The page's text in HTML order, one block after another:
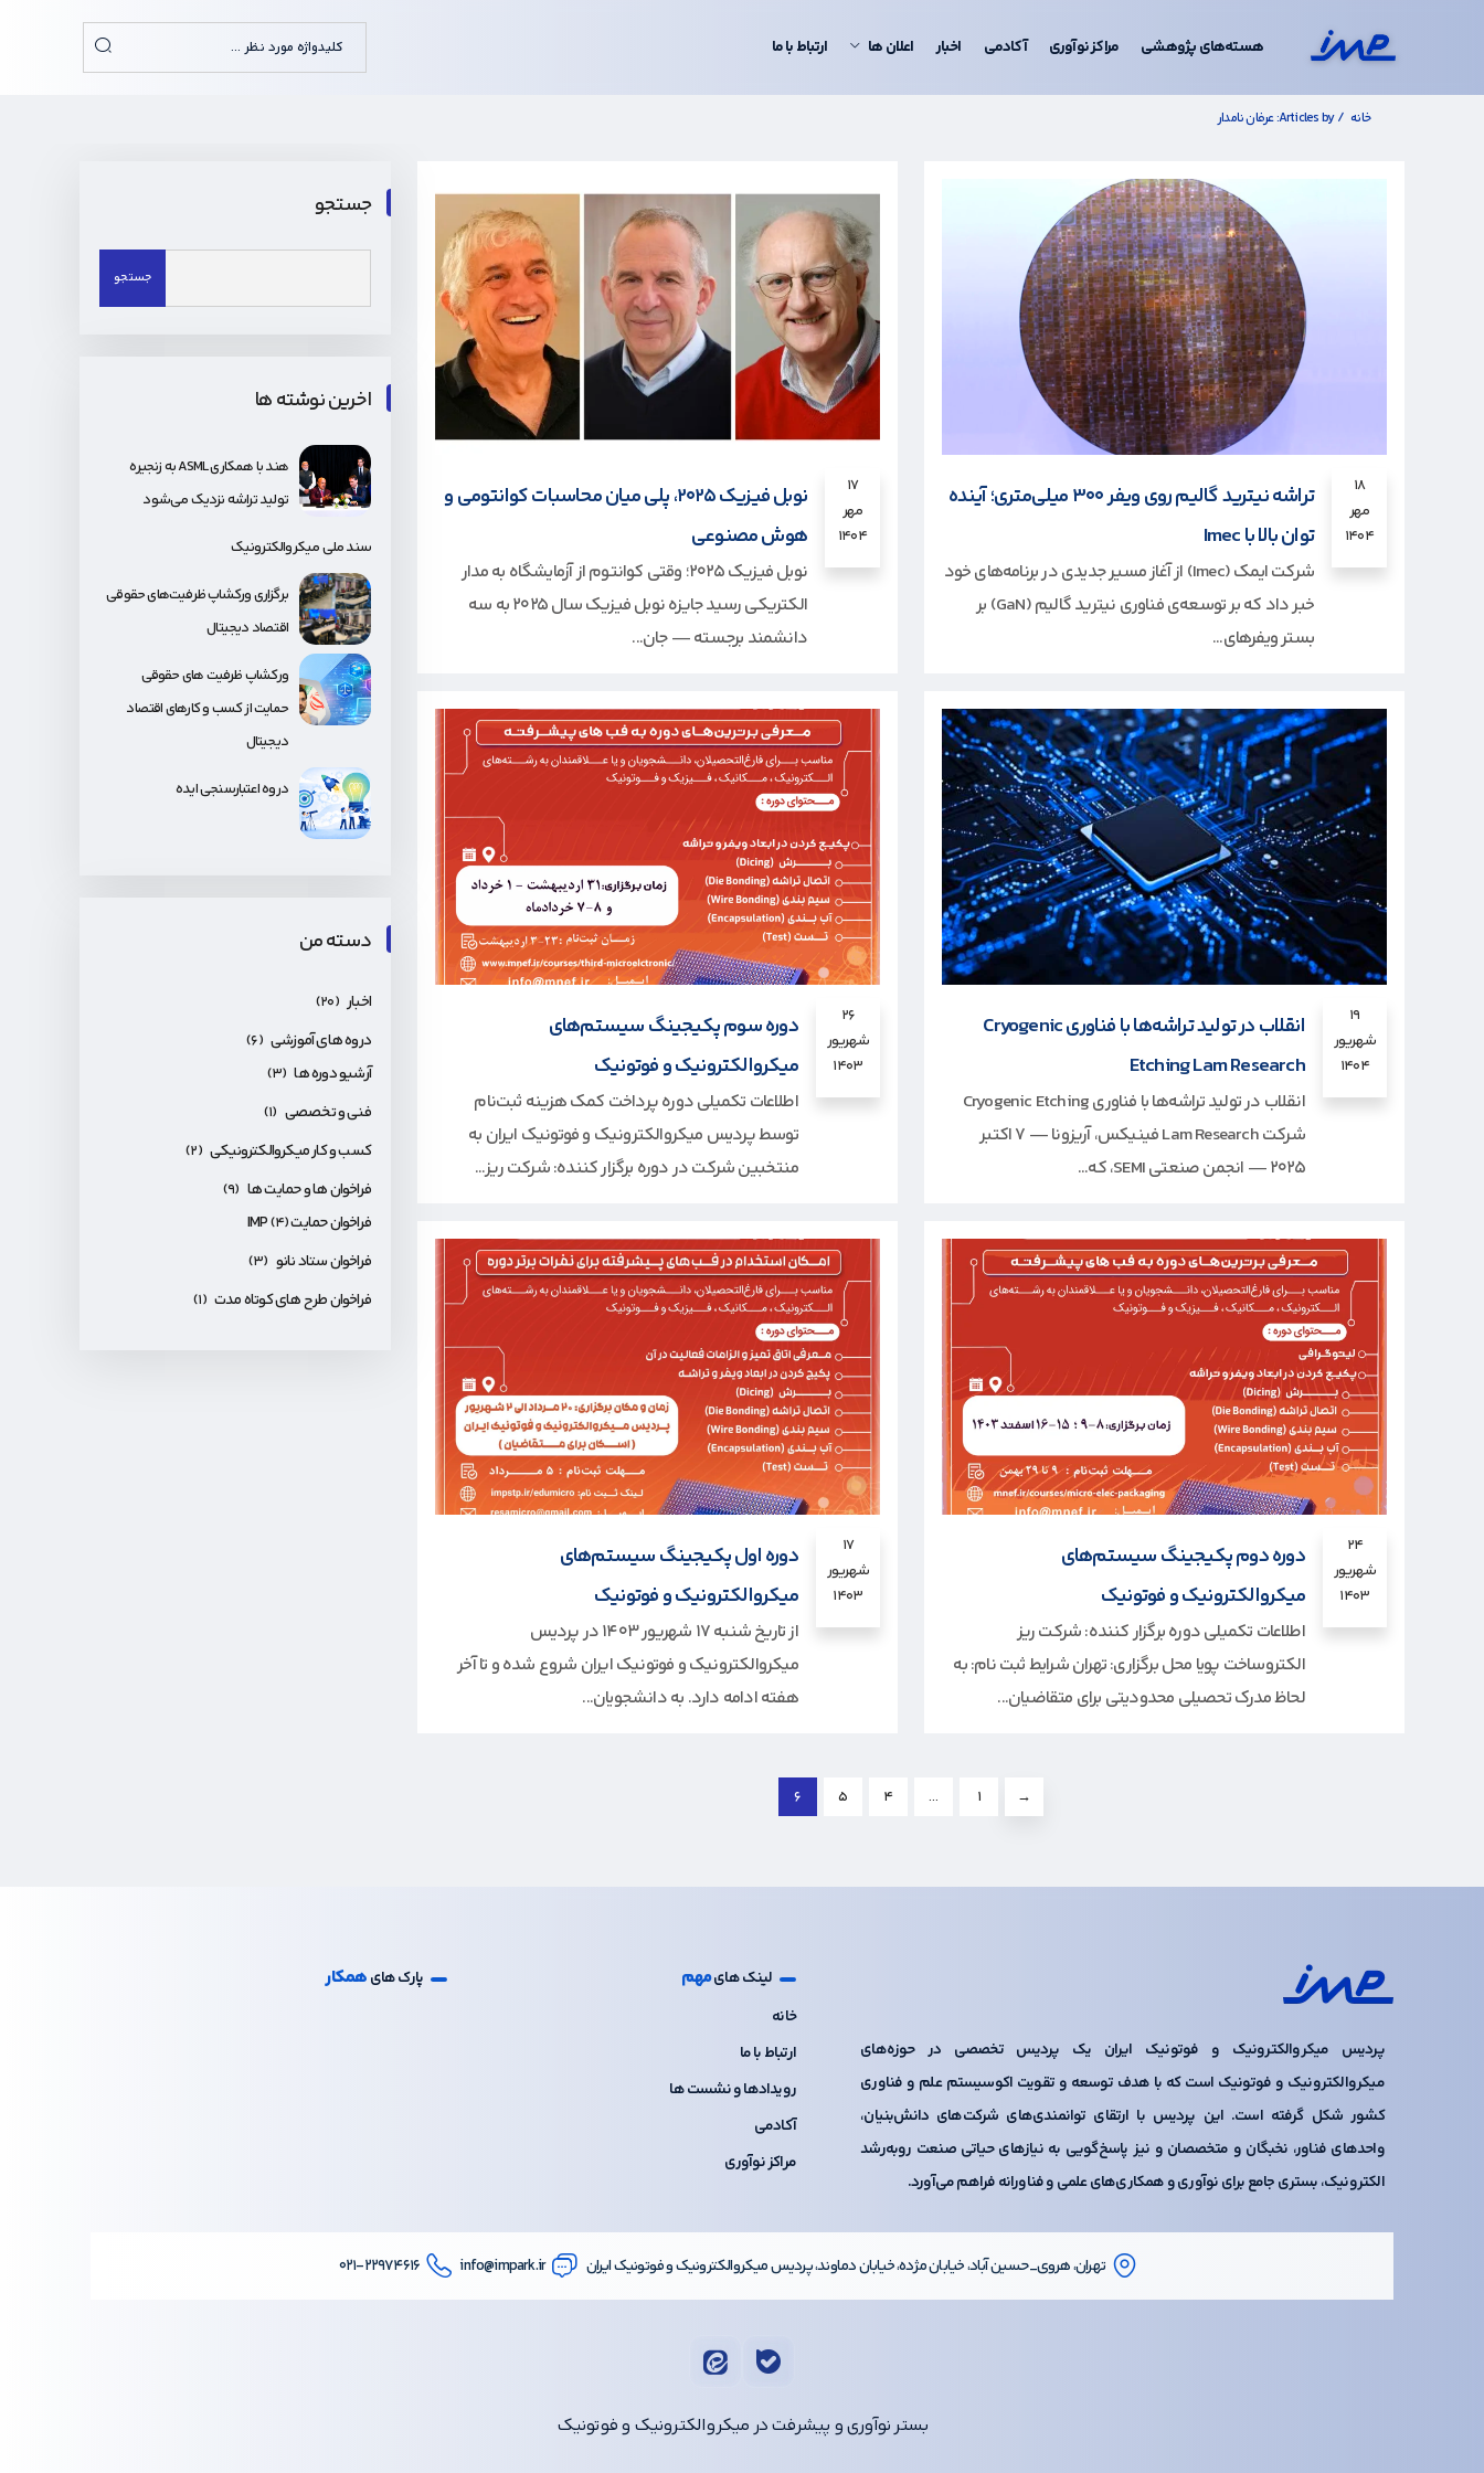
هسته‌های پژوهشی مراکز نوآوری آکادمی اخبار اعلان ها ارتباط با ما
خانه / Articles by: عرفان نامدار
۱۸
مهر
۱۴۰۴
تراشه نیترید گالیم روی ویفر ۳۰۰ میلی‌متری؛ آینده
توان بالا با Imec
شرکت ایمک (Imec) از آغاز مسیر جدیدی در برنامه‌های خود
خبر داد که بر توسعه‌ی فناوری نیترید گالیم (GaN) بر
بستر ویفرهای...
۱۷
مهر
۱۴۰۴
نوبل فیزیک ۲۰۲۵، پلی میان محاسبات کوانتومی و
هوش مصنوعی
نوبل فیزیک ۲۰۲۵؛ وقتی کوانتوم از آزمایشگاه به مدار
الکتریکی رسید جایزه نوبل فیزیک سال ۲۰۲۵ به سه
دانشمند برجسته — جان...
۱۹
شهریور
۱۴۰۴
انقلاب در تولید تراشه‌ها با فناوری Cryogenic
Etching Lam Research
انقلاب در تولید تراشه‌ها با فناوری Cryogenic Etching
شرکت Lam Research فینیکس، آریزونا — ۷ اکتبر
۲۰۲۵ — انجمن صنعتی SEMI، که...
۲۶
شهریور
۱۴۰۳
دوره سوم پکیجینگ سیستم‌های
میکروالکترونیک و فوتونیک
اطلاعات تکمیلی دوره پرداخت کمک هزینه ثبت‌نام
توسط پردیس میکروالکترونیک و فوتونیک ایران به
منتخبین شرکت در دوره برگزار کننده: شرکت ریز...
۲۴
شهریور
۱۴۰۳
دوره دوم پکیجینگ سیستم‌های
میکروالکترونیک و فوتونیک
اطلاعات تکمیلی دوره برگزار کننده: شرکت ریز
الکتروساخت پویا محل برگزاری: تهران شرایط ثبت نام: به
لحاظ مدرک تحصیلی محدودیتی برای متقاضیان...
۱۷
شهریور
۱۴۰۳
دوره اول پکیجینگ سیستم‌های
میکروالکترونیک و فوتونیک
از تاریخ شنبه 17 شهریور 1403 در پردیس
میکروالکترونیک و فوتونیک ایران شروع شده و تا آخر
هفته ادامه دارد. به دانشجویان...
→
1
…
4
5
6
جستجو
اخرین نوشته ها
هند با همکاری ASML به زنجیره
تولید تراشه نزدیک می‌شود
سند ملی میکروالکترونیک
برگزاری ورکشاپ ظرفیت‌های حقوقی
اقتصاد دیجیتال
ورکشاپ ظرفیت های حقوقی
حمایت از کسب و کارهای اقتصاد
دیجیتال
دروه اعتبارسنجی ایده
دسته من
اخبار (۲۰)
دروه های آموزشی (۶)
آرشیو دوره ها (۳)
فنی و تخصصی (۱)
کسب و کار میکروالکترونیکی (۲)
فراخوان ها و حمایت ها (۹)
فراخوان حمایت IMP(۴)
فراخوان ستاد نانو (۳)
فراخوان طرح های کوتاه مدت (۱)
پردیس میکروالکترونیک و فوتونیک ایران یک پردیس تخصصی در حوزه‌های
میکروالکترونیک و فوتونیک است که با هدف توسعه و تقویت اکوسیستم علم و فناوری
کشور شکل گرفته است. این پردیس با ارتقای توانمندی‌های شرکت‌های دانش‌بنیان،
واحدهای فناور، نخبگان و متخصصان و نیز پاسخ‌گویی به نیازهای حیاتی صنعت رو‌به‌رشد
الکترونیک، بستری جامع برای نوآوری و همکاری‌های علمی و فناورانه فراهم می‌آورد.
لینک هایمهم
خانه
ارتباط با ما
رویدادها و نشست ها
آکادمی
مراکز نوآوری
پارک هایهمکار
تهران، هروی_حسین آباد، خیابان مژده، خیابان دماوند، پردیس میکروالکترونیک و فوتونیک ایران info@impark.ir ۰۲۱-۲۲۹۷۴۶۱۶
بستر نوآوری و پیشرفت در میکروالکترونیک و فوتونیک